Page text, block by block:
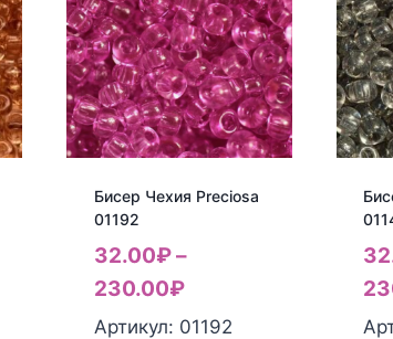
Бисер Чехия Preciosa
01192
32.00₽–
230.00₽
Артикул: 01192